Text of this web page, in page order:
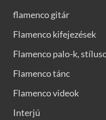
flamenco gitár
Flamenco kifejezések
Flamenco palo-k,
Flamenco tánc
Flamenco videok
Interjú